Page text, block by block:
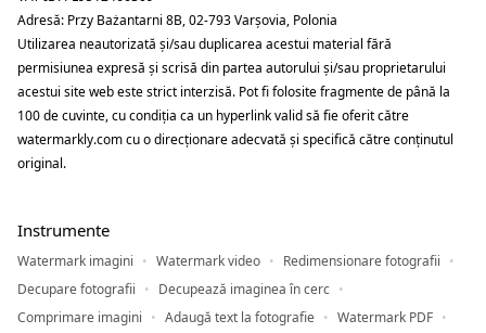
Adresă: Przy Bażantarni 8B, 02-793 Varșovia, Polonia
Utilizarea neautorizată și/sau duplicarea acestui material fără
permisiunea expresă și scrisă din partea autorului și/sau proprietarului
acestui site web este strict interzisă. Pot fi folosite fragmente de până la
100 de cuvinte, cu condiția ca un hyperlink valid să fie oferit către
watermarkly.com cu o direcționare adecvată și specifică către conținutul
original.
Instrumente
Watermark imagini Watermark video
Redimensionare fotografii
Decupare fotografii
Decupează imaginea în cerc
Comprimare imagini
Adaugă text la fotografie
Watermark PDF